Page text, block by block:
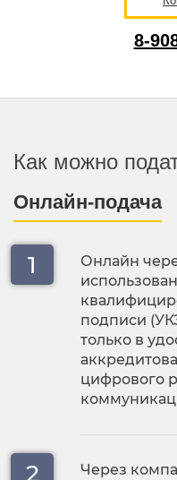
8-
Как можно
Онлайн-подача
Онлайн
подписи
только в
цифрового
Через